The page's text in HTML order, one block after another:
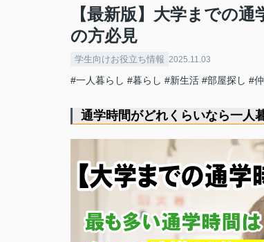
【最新版】大学までの
の方必見
学生向けお役立ち情報 2025.11.03
#一人暮らし #暮らし #新生活 #部屋探し #
通学時間がどれくらいなら一人